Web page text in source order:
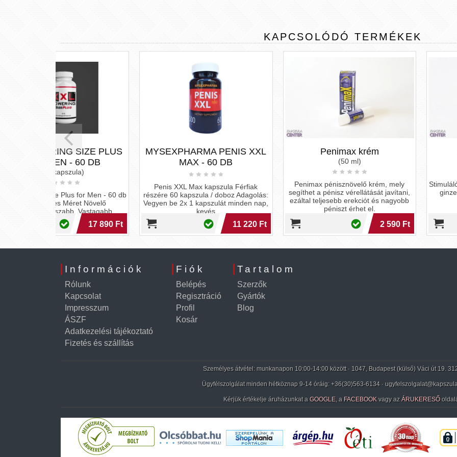
KAPCSOLÓDÓ TERMÉKEK
MYSEXPHARMA PENIS XXL
Penis XXL Max kapszula Férfiak
részére 60 kapszula / doboz Adagolás:
Vegyen be 2x 1 kapszulát minden nap,
11 220 Ft
Penimax krém
Penimax pénisznövelő krém, mely
segíthet a pénisz vérellátását javítani,
ezáltal teljesebb erekciót és nagyobb
péniszt érhet el.
Stimuláló péniszkrém a ginkgo
ginzeng és az aloe vera
Információk
Rólunk
Kapcsolat
Impresszum
ÁSZF
Adatkezelési tájékoztató
Fizetés és szállítás
Fiók
Belépés
Regisztráció
Profil
Kosár
Tartalom
Szerzők
Gyártók
Blog
Személyes átvétel: munkanapon 10:00-14:00 között · 1047, Budapest (külső) Váci út 19.
Ügyfélszolgálat minden hétköznap 9-14 óráig: +36(30)563-6134 ·
Kérjük értékelje áruházunkat a GOOGLE, a FACEBOOK vagy az ÁRUKERESŐ